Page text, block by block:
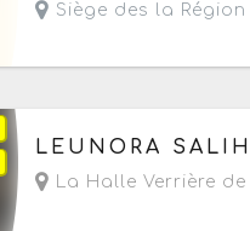
Siège des la
Du samedi 27 juin au
LEUNORA
La Halle Verrière